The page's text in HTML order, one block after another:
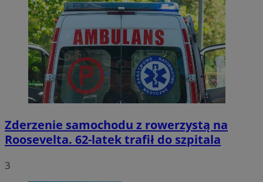
Zderzenie samochodu z rowerzystą na
Roosevelta. 62-latek trafił do szpitala
3